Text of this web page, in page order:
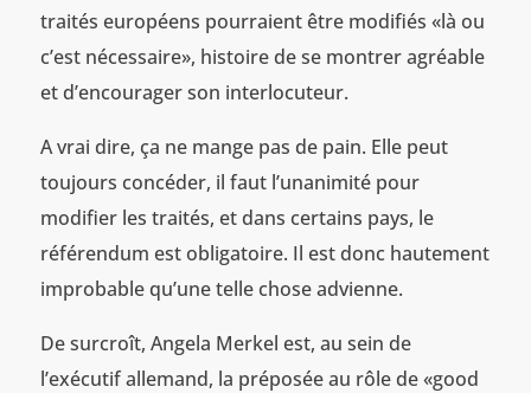
traités européens pourraient être modifiés «là ou
c’est nécessaire», histoire de se montrer agréable
et d’encourager son interlocuteur.
A vrai dire, ça ne mange pas de pain. Elle peut
toujours concéder, il faut l’unanimité pour
modifier les traités, et dans certains pays, le
référendum est obligatoire. Il est donc hautement
improbable qu’une telle chose advienne.
De surcroît, Angela Merkel est, au sein de
l’exécutif allemand, la préposée au rôle de «good